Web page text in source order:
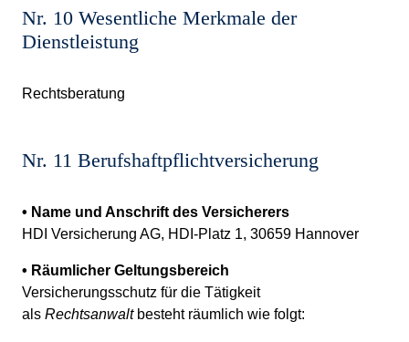
Nr. 10 Wesentliche Merkmale der
Dienstleistung
Rechtsberatung
Nr. 11 Berufshaftpflichtversicherung
• Name und Anschrift des Versicherers
HDI Versicherung AG, HDI-Platz 1, 30659 Hannover
• Räumlicher Geltungsbereich
Versicherungsschutz für die Tätigkeit
als Rechtsanwaltbesteht räumlich wie folgt: